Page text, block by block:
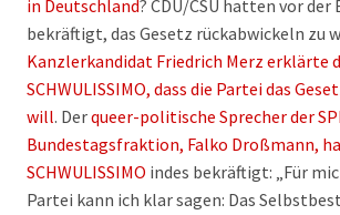
in Deutschland? CDU/CSU hatten vor
bekräftigt, das Gesetz rückabwickeln zu
Kanzlerkandidat Friedrich Merz erklärte
SCHWULISSIMO, dass die Partei das
will. Derqueer-politische Sprecher der
Bundestagsfraktion, Falko Droßmann,
SCHWULISSIMO indes bekräftigt: „Für
Partei kann ich klar sagen: Das